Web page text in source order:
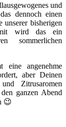
und
dennoch einen
bisherigen
wird das ein
sommerlichen
eine angenehme
aber Deinen
Zitrusaromen
ganzen Abend
😉